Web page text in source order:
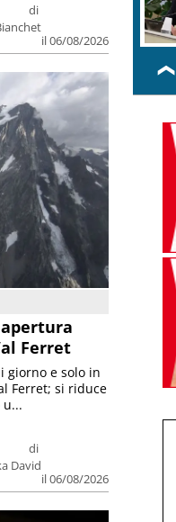
di
il 06/08/2026
Ferret
di
David
il 06/08/2026
giorno e solo in
Ferret; si riduce
❮